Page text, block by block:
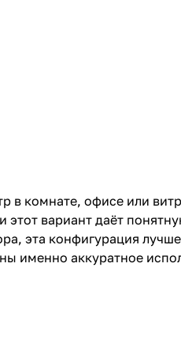
в комнате, офисе или
вариант даёт
эта конфигурация
именно аккуратное